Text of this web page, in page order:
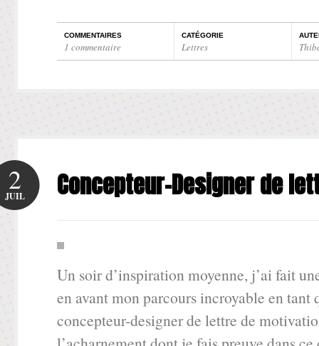
COMMENTAIRES
1 commentaire
CATÉGORIE
Lettres
Concepteur-Designer de
2
JUIL
Un soir d’inspiration moyenne, j’ai fait
en avant mon parcours incroyable en tant
concepteur-designer de lettre de